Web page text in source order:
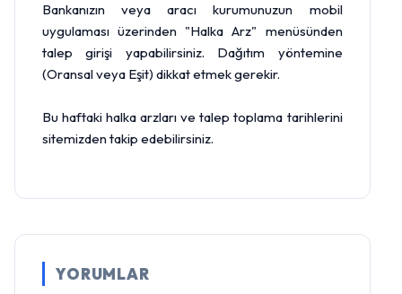
Bankanızın veya aracı kurumunuzun mobil
uygulaması üzerinden "Halka Arz" menüsünden
talep girişi yapabilirsiniz. Dağıtım yöntemine
(Oransal veya Eşit) dikkat etmek gerekir.
Bu haftaki halka arzları ve talep toplama tarihlerini
sitemizden takip edebilirsiniz.
YORUMLAR